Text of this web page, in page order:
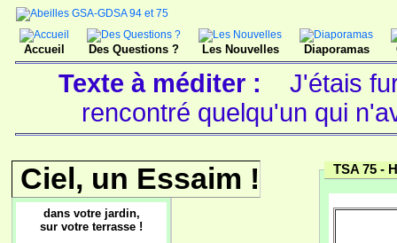
Accueil Des Questions ? Les Nouvelles Diaporamas
Texte à méditer :
J'étais
rencontré quelqu'un qui
Ciel, un Essaim !
dans votre jardin,
sur votre terrasse !
TSA 75 -